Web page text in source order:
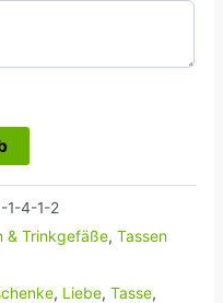
1-4-1-2
& Trinkgefäße, Tassen
, Liebe, Tasse,